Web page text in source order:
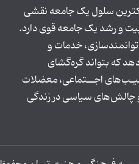
سلول یک جامعه نقشی
و رشد یک جامعه قوی دارد.
خدمات و
که بتواند گره‌گشای
اجــتماعی، معضلات
سیاسی در زندگی